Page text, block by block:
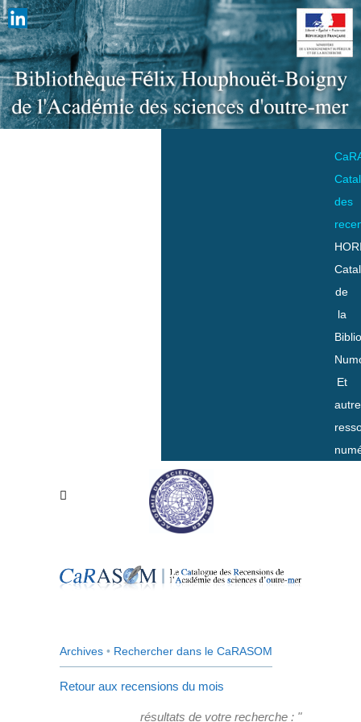
des
de
la
Et
Archives • Rechercher dans le CaRASOM
Retour aux recensions du mois
résultats de votre recherche : "